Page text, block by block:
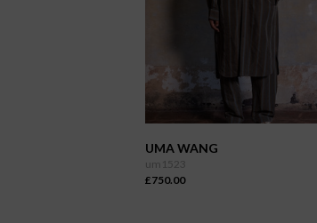
UMA WANG
um1523
£750.00